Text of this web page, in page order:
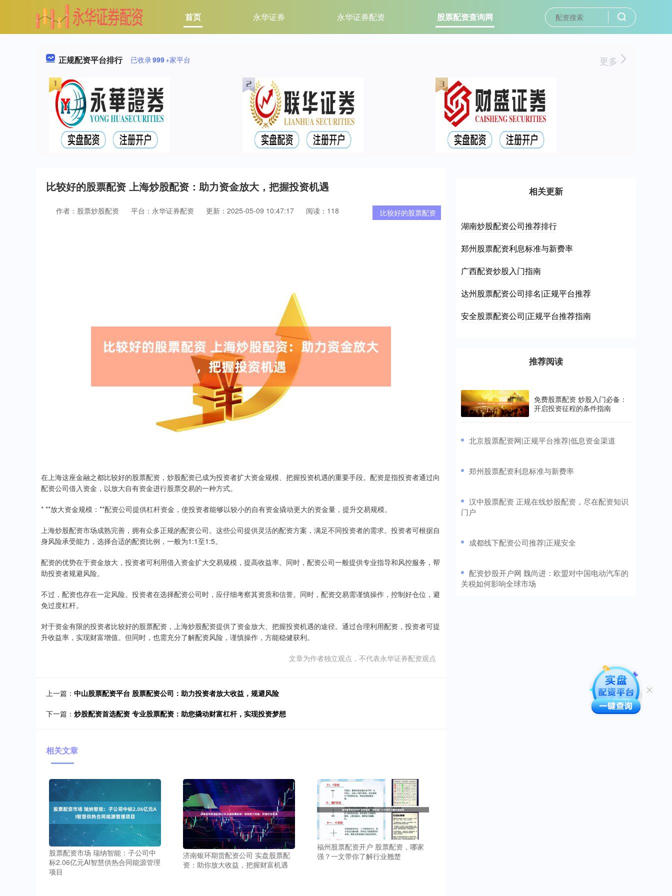
首页 永华证券 永华证券配资 股票配资查询网
正规配资平台排行 已收录999+家平台 更多
比较好的股票配资 上海炒股配资：助力资金放大，把握投资机遇
比较好的股票配资
作者：股票炒股配资 平台：永华证券配资 更新：2025-05-09 10:47:17 阅读：118
在上海这座金融之都比较好的股票配资，炒股配资已成为投资者扩大资金规模、把握投资机遇的重要手段。配资是指投资者通过向
配资公司借入资金，以放大自有资金进行股票交易的一种方式。
* **放大资金规模：**配资公司提供杠杆资金，使投资者能够以较小的自有资金撬动更大的资金量，提升交易规模。
上海炒股配资市场成熟完善，拥有众多正规的配资公司。这些公司提供灵活的配资方案，满足不同投资者的需求。投资者可根据自
身风险承受能力，选择合适的配资比例，一般为1:1至1:5。
配资的优势在于资金放大，投资者可利用借入资金扩大交易规模，提高收益率。同时，配资公司一般提供专业指导和风控服务，帮
助投资者规避风险。
不过，配资也存在一定风险。投资者在选择配资公司时，应仔细考察其资质和信誉。同时，配资交易需谨慎操作，控制好仓位，避
免过度杠杆。
对于资金有限的投资者比较好的股票配资，上海炒股配资提供了资金放大、把握投资机遇的途径。通过合理利用配资，投资者可提
升收益率，实现财富增值。但同时，也需充分了解配资风险，谨慎操作，方能稳健获利。
文章为作者独立观点，不代表永华证券配资观点
上一篇： 中山股票配资平台 股票配资公司：助力投资者放大收益，规避风险
下一篇： 炒股配资首选配资 专业股票配资：助您撬动财富杠杆，实现投资梦想
相关文章
股票配资市场 瑞纳智能：子公司中
标2.06亿元AI智慧供热合同能源管理
项目
济南银环期货配资公司 实盘股票配
资：助你放大收益，把握财富机遇
福州股票配资开户 股票配资，哪家
强？一文带你了解行业翘楚
相关更新
湖南炒股配资公司推荐排行
郑州股票配资利息标准与新费率
广西配资炒股入门指南
达州股票配资公司排名|正规平台推荐
安全股票配资公司|正规平台推荐指南
推荐阅读
免费股票配资 炒股入门必备：
开启投资征程的条件指南
​北京股票配资网|正规平台推荐|低息资金渠道
​郑州股票配资利息标准与新费率
​汉中股票配资 正规在线炒股配资，尽在配资知识
门户
​成都线下配资公司推荐|正规安全
​配资炒股开户网 魏尚进：欧盟对中国电动汽车的
关税如何影响全球市场